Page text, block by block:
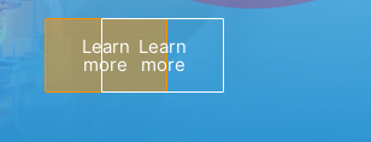
Learn
more
Learn
more